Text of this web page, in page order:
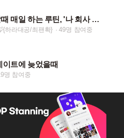
출근할때 매일 하는 루틴, '나 회사 출근 중!'
{하라대공/최팬확} 49명 참여중
이트에 늦었을때
명 참여중